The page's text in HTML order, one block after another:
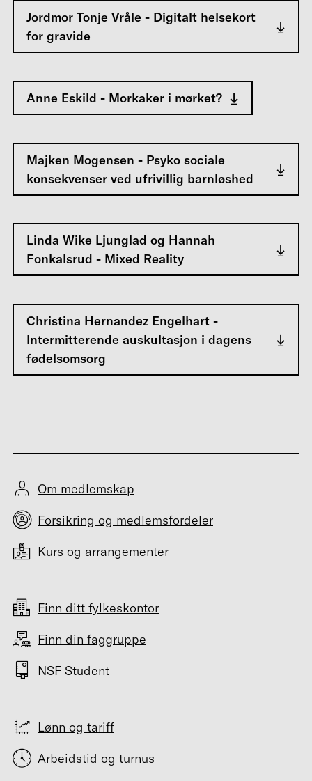
Jordmor Tonje Vråle - Digitalt helsekort
for gravide
Anne Eskild - Morkaker i mørket?
Majken Mogensen - Psyko sociale
konsekvenser ved ufrivillig barnløshed
Linda Wike Ljunglad og Hannah
Fonkalsrud - Mixed Reality
Christina Hernandez Engelhart -
Intermitterende auskultasjon i dagens
fødelsomsorg
Om medlemskap
Forsikring og medlemsfordeler
Kurs og arrangementer
Finn ditt fylkeskontor
Finn din faggruppe
NSF Student
Lønn og tariff
Arbeidstid og turnus